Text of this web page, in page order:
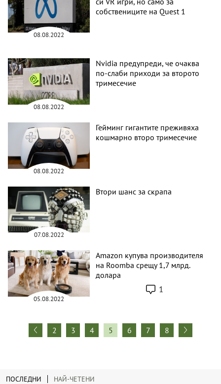
08.08.2022
собствениците на Quest 1
08.08.2022
Nvidia предупреди, че очаква
по-слаби приходи за второто
тримесечие
08.08.2022
Гейминг гигантите преживяха
кошмарно второ тримесечие
07.08.2022
Втори шанс за скрапа
05.08.2022
Amazon купува производителя
на Roomba срещу 1,7 млрд.
долара
1
2 3 4 5 6 7 8
ПОСЛЕДНИ НАЙ-ЧЕТЕНИ